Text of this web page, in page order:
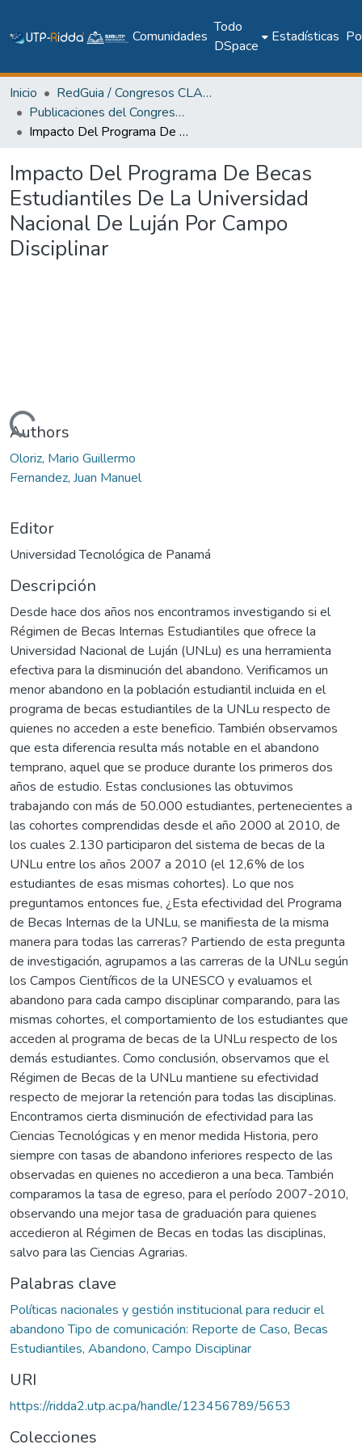
Comunidades
Todo
DSpace
Estadísticas
Inicio
RedGuia / Congresos CLABES
Publicaciones del Congreso Internacional CLABES
Impacto Del Programa De Becas Estudiantiles De La Universidad Nacional De Luján Por Campo Disciplinar
Impacto Del Programa De Becas
Estudiantiles De La Universidad
Nacional De Luján Por Campo
Disciplinar
Cargando...
Authors
Oloriz, Mario Guillermo
Fernandez, Juan Manuel
Editor
Universidad Tecnológica de Panamá
Descripción
Desde hace dos años nos encontramos investigando si el
Régimen de Becas Internas Estudiantiles que ofrece la
Universidad Nacional de Luján (UNLu) es una herramienta
efectiva para la disminución del abandono. Verificamos un
menor abandono en la población estudiantil incluida en el
programa de becas estudiantiles de la UNLu respecto de
quienes no acceden a este beneficio. También observamos
que esta diferencia resulta más notable en el abandono
temprano, aquel que se produce durante los primeros dos
años de estudio. Estas conclusiones las obtuvimos
trabajando con más de 50.000 estudiantes, pertenecientes a
las cohortes comprendidas desde el año 2000 al 2010, de
los cuales 2.130 participaron del sistema de becas de la
UNLu entre los años 2007 a 2010 (el 12,6% de los
estudiantes de esas mismas cohortes). Lo que nos
preguntamos entonces fue, ¿Esta efectividad del Programa
de Becas Internas de la UNLu, se manifiesta de la misma
manera para todas las carreras? Partiendo de esta pregunta
de investigación, agrupamos a las carreras de la UNLu según
los Campos Científicos de la UNESCO y evaluamos el
abandono para cada campo disciplinar comparando, para las
mismas cohortes, el comportamiento de los estudiantes que
acceden al programa de becas de la UNLu respecto de los
demás estudiantes. Como conclusión, observamos que el
Régimen de Becas de la UNLu mantiene su efectividad
respecto de mejorar la retención para todas las disciplinas.
Encontramos cierta disminución de efectividad para las
Ciencias Tecnológicas y en menor medida Historia, pero
siempre con tasas de abandono inferiores respecto de las
observadas en quienes no accedieron a una beca. También
comparamos la tasa de egreso, para el período 2007-2010,
observando una mejor tasa de graduación para quienes
accedieron al Régimen de Becas en todas las disciplinas,
salvo para las Ciencias Agrarias.
Palabras clave
Políticas nacionales y gestión institucional para reducir el
abandono Tipo de comunicación: Reporte de Caso, Becas
Estudiantiles, Abandono, Campo Disciplinar
URI
https://ridda2.utp.ac.pa/handle/123456789/5653
Colecciones